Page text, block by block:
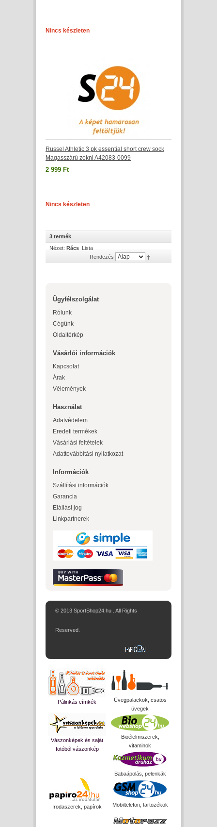
Nincs készleten
Russel Athletic 3 pk essential short crew sock
Magasszárú zokni A42083-0099
2 999 Ft
Nincs készleten
3 termék
Nézet: Rács Lista
Rendezés
Ügyfélszolgálat
Rólunk
Cégünk
Oldaltérkép
Vásárlói információk
Kapcsolat
Árak
Vélemények
Használat
Adatvédelem
Eredeti termékek
Vásárlási feltételek
Adattovábbítási nyilatkozat
Információk
Szállítási információk
Garancia
Elállási jog
Linkpartnerek
© 2013 SportShop24.hu . All Rights
Reserved.
Pálinkás címkék
Üvegpalackok, csatos
üvegek
Vászonképek és saját
fotóból vászonkép
Bioélelmiszerek,
vitaminok
Babaápolás, pelenkák
Irodaszerek, papírok Mobiltelefon, tartozékok